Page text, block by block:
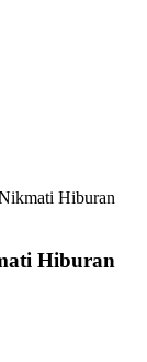
Hiburan
Hiburan